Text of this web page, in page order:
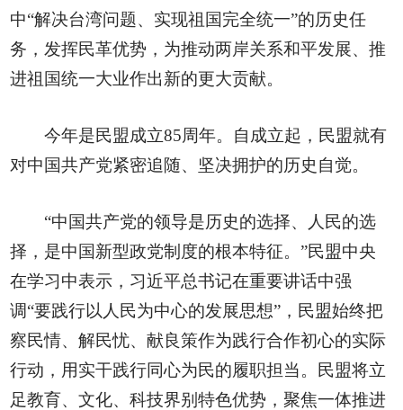
中“解决台湾问题、实现祖国完全统一”的历史任
务，发挥民革优势，为推动两岸关系和平发展、推
进祖国统一大业作出新的更大贡献。
今年是民盟成立85周年。自成立起，民盟就有
对中国共产党紧密追随、坚决拥护的历史自觉。
“中国共产党的领导是历史的选择、人民的选
择，是中国新型政党制度的根本特征。”民盟中央
在学习中表示，习近平总书记在重要讲话中强
调“要践行以人民为中心的发展思想”，民盟始终把
察民情、解民忧、献良策作为践行合作初心的实际
行动，用实干践行同心为民的履职担当。民盟将立
足教育、文化、科技界别特色优势，聚焦一体推进